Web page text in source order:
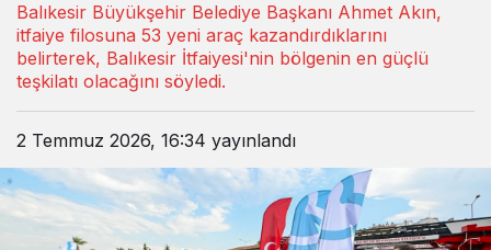
Balıkesir Büyükşehir Belediye Başkanı Ahmet Akın,
itfaiye filosuna 53 yeni araç kazandırdıklarını
belirterek, Balıkesir İtfaiyesi'nin bölgenin en güçlü
teşkilatı olacağını söyledi.
2 Temmuz 2026, 16:34 yayınlandı